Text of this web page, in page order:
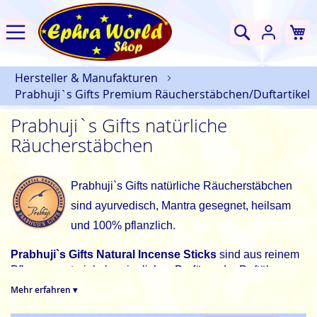
Suche
Hersteller & Manufakturen
Prabhuji`s Gifts Premium Räucherstäbchen/Duftartikel
Prabhuji`s Gifts natürliche
Räucherstäbchen
Prabhuji`s Gifts natürliche Räucherstäbchen
sind ayurvedisch, Mantra gesegnet, heilsam
und 100% pflanzlich.
Prabhuji`s Gifts Natural Incense Sticks sind aus reinem
Pflanzenmaterial ohne jegliches Parfüm oder Duftöl
hergestellt. Sie haben den reinen Duft der sorgfältig
Mehr erfahren ▾